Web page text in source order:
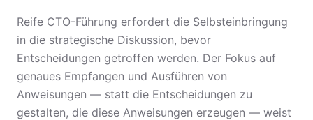
Reife CTO-Führung erfordert die Selbsteinbringung
in die strategische Diskussion, bevor
Entscheidungen getroffen werden. Der Fokus auf
genaues Empfangen und Ausführen von
Anweisungen — statt die Entscheidungen zu
gestalten, die diese Anweisungen erzeugen — weist